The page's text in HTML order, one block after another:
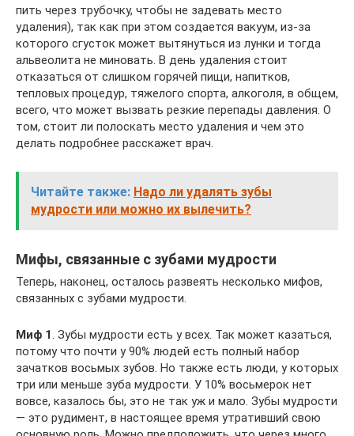
пить через трубочку, чтобы не задевать место
удаления), так как при этом создается вакуум, из-за
которого сгусток может вытянуться из лунки и тогда
альвеолита не миновать. В день удаления стоит
отказаться от слишком горячей пищи, напитков,
тепловых процедур, тяжелого спорта, алкоголя, в общем,
всего, что может вызвать резкие перепады давления. О
том, стоит ли полоскать место удаления и чем это
делать подробнее расскажет врач.
Читайте также: Надо ли удалять зубы
мудрости или можно их вылечить?
Мифы, связанные с зубами мудрости
Теперь, наконец, осталось развеять несколько мифов,
связанных с зубами мудрости.
Миф 1. Зубы мудрости есть у всех. Так может казаться,
потому что почти у 90% людей есть полный набор
зачатков восьмых зубов. Но также есть люди, у которых
три или меньше зуба мудрости. У 10% восьмерок нет
вовсе, казалось бы, это не так уж и мало. Зубы мудрости
— это рудимент, в настоящее время утративший свою